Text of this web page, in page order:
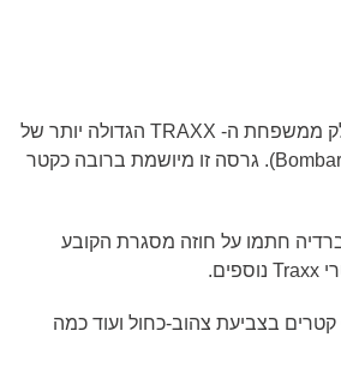
ממשפחת ה- TRAXX הגדולה יותר של
). גרסה זו מיושמת ברובה כקטר
חתמו על חוזה מסגרת הקובע
Traxx נוספים.
בהולנד היום קיימים 63 קטרים בצביעת צהוב-כחול ועוד כמה